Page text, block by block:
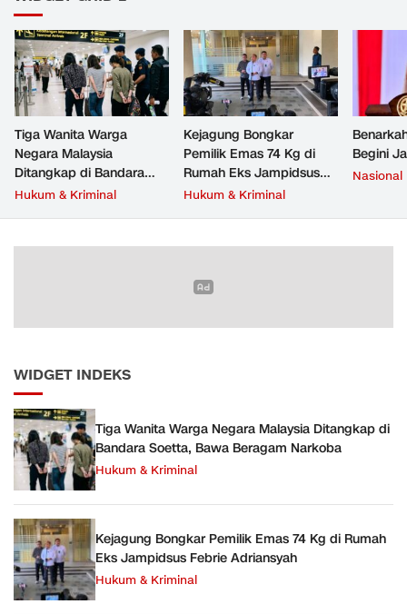
Tiga Wanita Warga
Negara Malaysia
Ditangkap di Bandara
Soetta, Bawa Beragam
Hukum & Kriminal
Kejagung Bongkar
Pemilik Emas 74 Kg di
Rumah Eks Jampidsus
Febrie Adriansyah
Hukum & Kriminal
Begini
Nasional
WIDGET INDEKS
Tiga Wanita Warga Negara Malaysia Ditangkap di
Bandara Soetta, Bawa Beragam Narkoba
Hukum & Kriminal
Kejagung Bongkar Pemilik Emas 74 Kg di Rumah
Eks Jampidsus Febrie Adriansyah
Hukum & Kriminal